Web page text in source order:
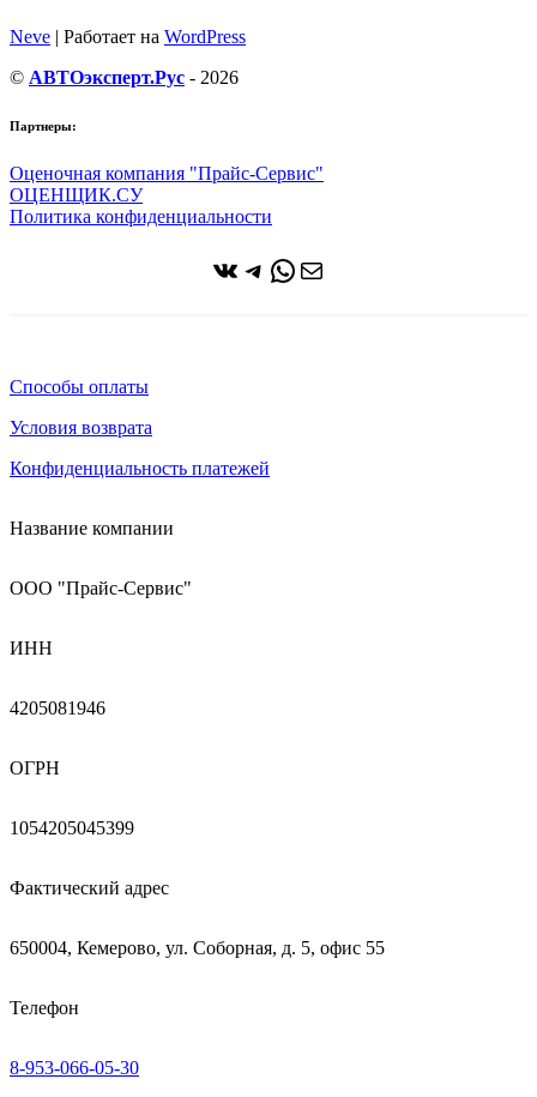
Neve | Работает на WordPress
© АВТОэксперт.Рус - 2026
Партнеры:
Оценочная компания "Прайс-Сервис"
ОЦЕНЩИК.СУ
Политика конфиденциальности
ВКонтакте
Telegram
WhatsApp
Почта
Способы оплаты
Условия возврата
Конфиденциальность платежей
Название компании
ООО "Прайс-Сервис"
ИНН
4205081946
ОГРН
1054205045399
Фактический адрес
650004, Кемерово, ул. Соборная, д. 5, офис 55
Телефон
8-953-066-05-30